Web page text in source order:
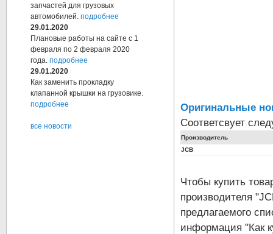
Оригинальные
Соответсвует
Производитель
JCB
Чтобы купить
производителя
предлагаемого
информация "Как
запчастей для грузовых
автомобилей. подробнее
29.01.2020
Плановые работы на сайте с 1
февраля по 2 февраля 2020
года. подробнее
29.01.2020
Как заменить прокладку
клапанной крышки на грузовике.
подробнее
все новости